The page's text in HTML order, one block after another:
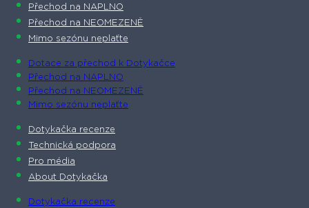
Přechod na NAPLNO
Přechod na NEOMEZENĚ
Mimo sezónu neplaťte
Dotace za přechod k Dotykačce
Přechod na NAPLNO
Přechod na NEOMEZENĚ
Mimo sezónu neplaťte
Dotykačka recenze
Technická podpora
Pro média
About Dotykačka
Dotykačka recenze